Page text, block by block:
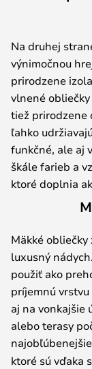
Na druhej
výnimočnou
prirodzene
vlnené
tiež prirodzene
ľahko
funkčné, ale aj
škále farieb a
ktoré doplnia
Mäkké
luxusný
použiť ako
príjemnú
aj na vonkajšie
alebo terasy
ktoré sú vďaka